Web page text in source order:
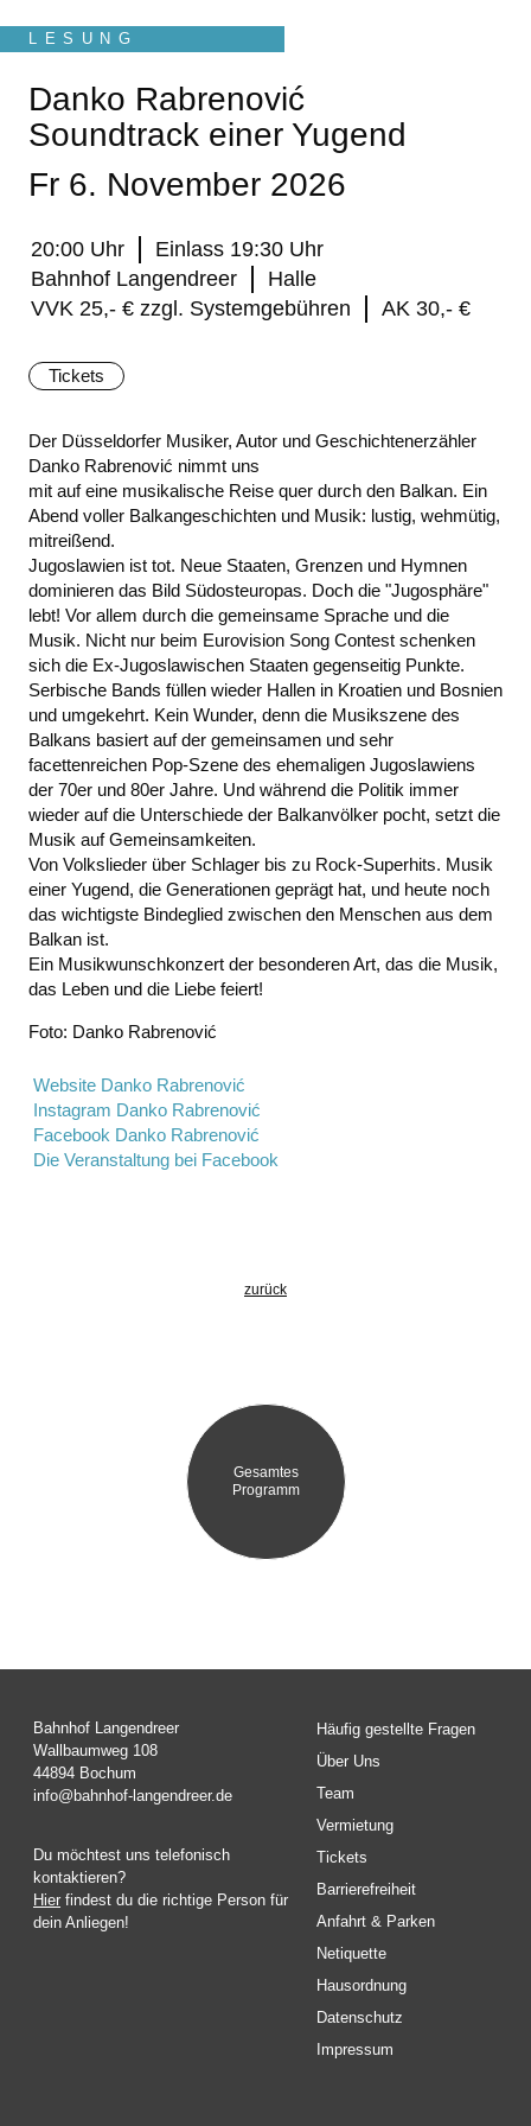
LESUNG
Danko Rabrenović
Soundtrack einer Yugend
Fr 6. November 2026
20:00 Uhr
Einlass 19:30 Uhr
Bahnhof Langendreer
Halle
VVK 25,- € zzgl. Systemgebühren
AK 30,- €
Tickets
Der Düsseldorfer Musiker, Autor und Geschichtenerzähler
Danko Rabrenović nimmt uns
mit auf eine musikalische Reise quer durch den Balkan. Ein
Abend voller Balkangeschichten und Musik: lustig, wehmütig,
mitreißend.
Jugoslawien ist tot. Neue Staaten, Grenzen und Hymnen
dominieren das Bild Südosteuropas. Doch die "Jugosphäre"
lebt! Vor allem durch die gemeinsame Sprache und die
Musik. Nicht nur beim Eurovision Song Contest schenken
sich die Ex-Jugoslawischen Staaten gegenseitig Punkte.
Serbische Bands füllen wieder Hallen in Kroatien und Bosnien
und umgekehrt. Kein Wunder, denn die Musikszene des
Balkans basiert auf der gemeinsamen und sehr
facettenreichen Pop-Szene des ehemaligen Jugoslawiens
der 70er und 80er Jahre. Und während die Politik immer
wieder auf die Unterschiede der Balkanvölker pocht, setzt die
Musik auf Gemeinsamkeiten.
Von Volkslieder über Schlager bis zu Rock-Superhits. Musik
einer Yugend, die Generationen geprägt hat, und heute noch
das wichtigste Bindeglied zwischen den Menschen aus dem
Balkan ist.
Ein Musikwunschkonzert der besonderen Art, das die Musik,
das Leben und die Liebe feiert!
Foto: Danko Rabrenović
Website Danko Rabrenović
Instagram Danko Rabrenović
Facebook Danko Rabrenović
Die Veranstaltung bei Facebook
zurück
Gesamtes
Programm
Bahnhof Langendreer
Wallbaumweg 108
44894 Bochum
info@bahnhof-langendreer.de
Du möchtest uns telefonisch
kontaktieren?
Hier findest du die richtige Person für
dein Anliegen!
Häufig gestellte Fragen
Über Uns
Team
Vermietung
Tickets
Barrierefreiheit
Anfahrt & Parken
Netiquette
Hausordnung
Datenschutz
Impressum